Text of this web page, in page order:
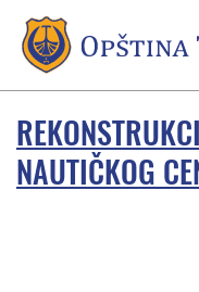
NAUTIČKOG